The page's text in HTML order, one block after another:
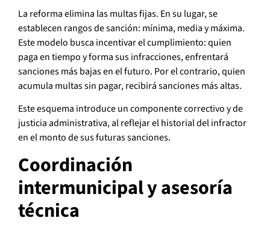
La reforma elimina las multas fijas. En su lugar, se
establecen rangos de sanción: mínima, media y máxima.
Este modelo busca incentivar el cumplimiento: quien
paga en tiempo y forma sus infracciones, enfrentará
sanciones más bajas en el futuro. Por el contrario, quien
acumula multas sin pagar, recibirá sanciones más altas.
Este esquema introduce un componente correctivo y de
justicia administrativa, al reflejar el historial del infractor
en el monto de sus futuras sanciones.
Coordinación
intermunicipal y asesoría
técnica